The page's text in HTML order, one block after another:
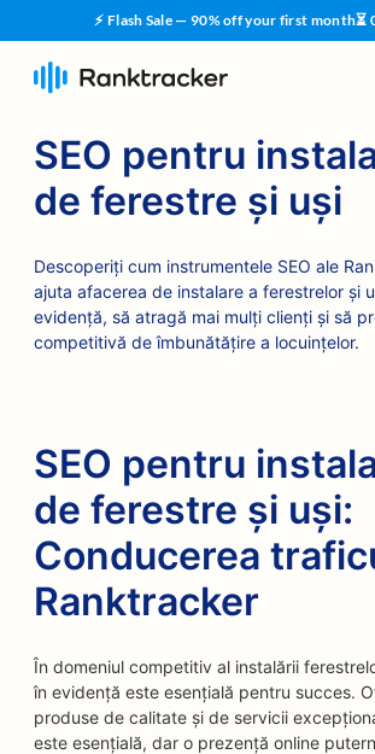
⚡ Flash Sale — 90% off your first month⏳
SEO pentru
de ferestre și uși
Descoperiți cum instrumentele SEO ale
ajuta afacerea de instalare a ferestrelor și
evidență, să atragă mai mulți clienți și să
competitivă de îmbunătățire a locuințelor.
SEO pentru
de ferestre și uși:
Conducerea
Ranktracker
În domeniul competitiv al instalării
în evidență este esențială pentru succes.
produse de calitate și de servicii
este esențială, dar o prezență online